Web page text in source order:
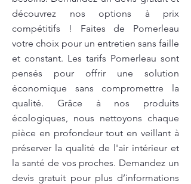
découvrez nos options à prix
compétitifs ! Faites de Pomerleau
votre choix pour un entretien sans faille
et constant. Les tarifs Pomerleau sont
pensés pour offrir une solution
économique sans compromettre la
qualité. Grâce à nos produits
écologiques, nous nettoyons chaque
pièce en profondeur tout en veillant à
préserver la qualité de l'air intérieur et
la santé de vos proches. Demandez un
devis gratuit pour plus d’informations